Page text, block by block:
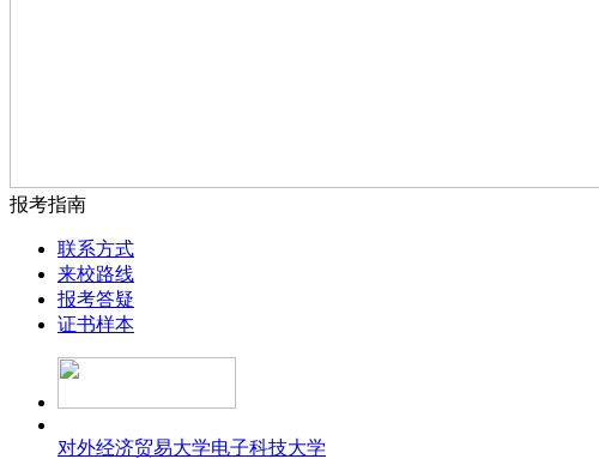
报考指南
联系方式
来校路线
报考答疑
证书样本
对外经济贸易大学电子科技大学